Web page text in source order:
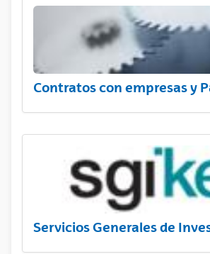
Contratos con empresas y
Servicios Generales de